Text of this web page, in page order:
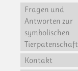
Fragen und
Antworten zur
symbolischen
Tierpatenschaft
Kontakt